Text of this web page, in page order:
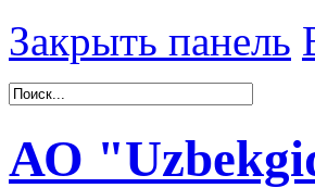
Закрыть панель
АО